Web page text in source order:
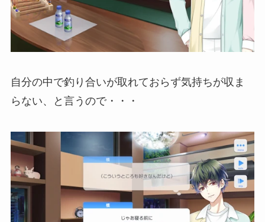
自分の中で釣り合いが取れておらず気持ちが収ま
らない、と言うので・・・